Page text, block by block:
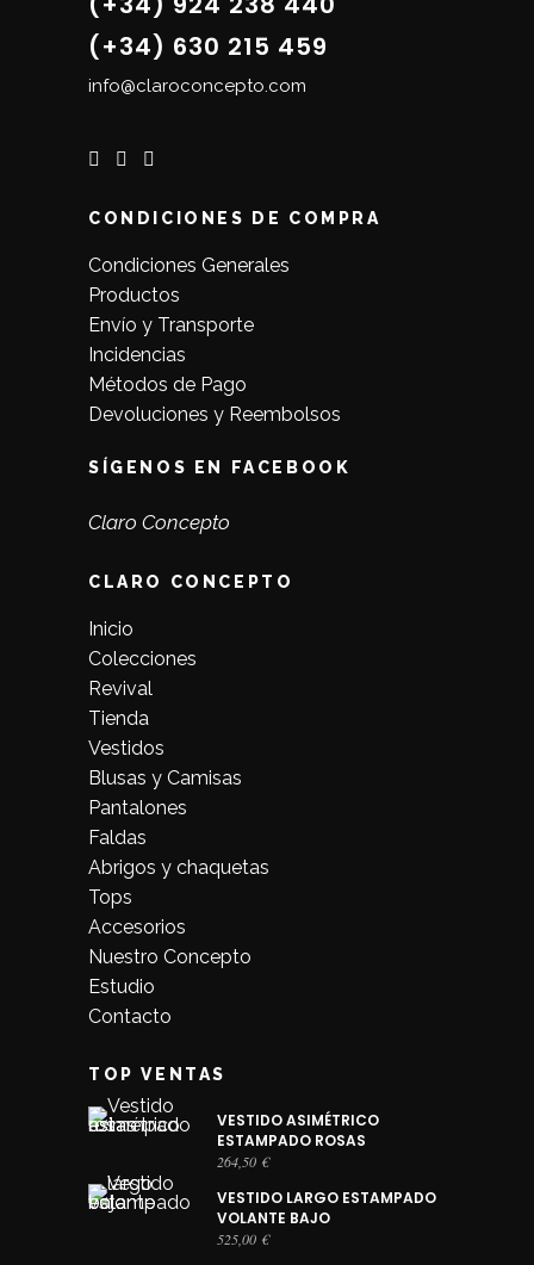
(+34) 630 215 459
info@claroconcepto.com
CONDICIONES DE COMPRA
Condiciones Generales
Productos
Envío y Transporte
Incidencias
Métodos de Pago
Devoluciones y Reembolsos
SÍGENOS EN FACEBOOK
Claro Concepto
CLARO CONCEPTO
Inicio
Colecciones
Revival
Tienda
Vestidos
Blusas y Camisas
Pantalones
Faldas
Abrigos y chaquetas
Tops
Accesorios
Nuestro Concepto
Estudio
Contacto
TOP VENTAS
VESTIDO ASIMÉTRICO
ESTAMPADO ROSAS
264,50 €
VESTIDO LARGO ESTAMPADO
VOLANTE BAJO
525,00 €